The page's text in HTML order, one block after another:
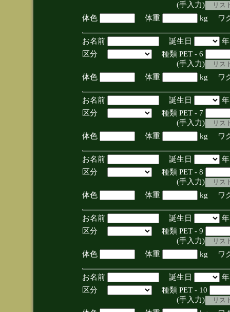
(手入力)
体色
体重 kg ワ
お名前 誕生日
区分
種類 PET - 6
(手入力)
体色
体重 kg ワ
お名前 誕生日
区分
種類 PET - 7
(手入力)
体色
体重 kg ワ
お名前 誕生日
区分
種類 PET - 8
(手入力)
体色
体重 kg ワ
お名前 誕生日
区分
種類 PET - 9
(手入力)
体色
体重 kg ワ
お名前 誕生日
区分
種類 PET - 10
(手入力)